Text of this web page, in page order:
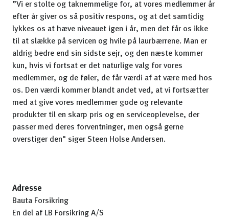
”Vi er stolte og taknemmelige for, at vores medlemmer år
efter år giver os så positiv respons, og at det samtidig
lykkes os at hæve niveauet igen i år, men det får os ikke
til at slække på servicen og hvile på laurbærrene. Man er
aldrig bedre end sin sidste sejr, og den næste kommer
kun, hvis vi fortsat er det naturlige valg for vores
medlemmer, og de føler, de får værdi af at være med hos
os. Den værdi kommer blandt andet ved, at vi fortsætter
med at give vores medlemmer gode og relevante
produkter til en skarp pris og en serviceoplevelse, der
passer med deres forventninger, men også gerne
overstiger den" siger Steen Holse Andersen.
Adresse
Bauta Forsikring
En del af LB Forsikring A/S